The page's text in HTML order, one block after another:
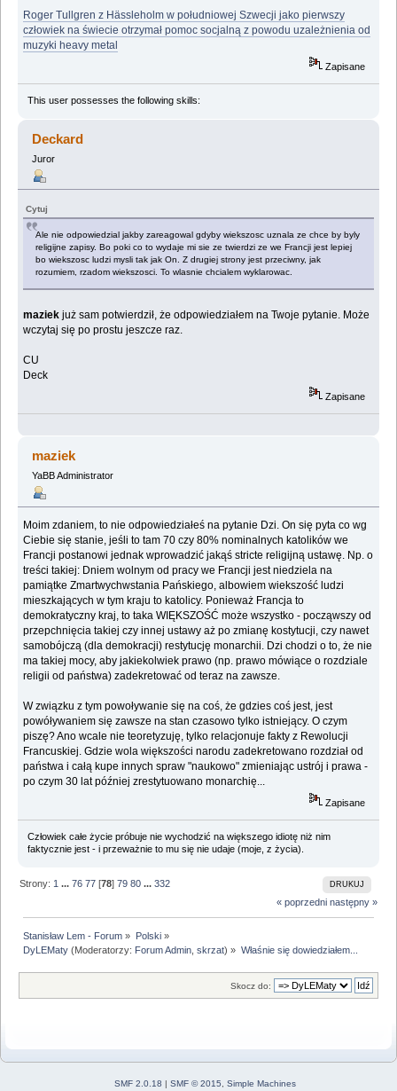
Roger Tullgren z Hässleholm w południowej Szwecji jako pierwszy
człowiek na świecie otrzymał pomoc socjalną z powodu uzależnienia od
muzyki heavy metal
Zapisane
This user possesses the following skills:
Deckard
Juror
Cytuj
Ale nie odpowiedzial jakby zareagowal gdyby wiekszosc uznala ze chce by byly
religijne zapisy. Bo poki co to wydaje mi sie ze twierdzi ze we Francji jest lepiej
bo wiekszosc ludzi mysli tak jak On. Z drugiej strony jest przeciwny, jak
rozumiem, rzadom wiekszosci. To wlasnie chcialem wyklarowac.
maziek już sam potwierdził, że odpowiedziałem na Twoje pytanie. Może
wczytaj się po prostu jeszcze raz.
CU
Deck
Zapisane
maziek
YaBB Administrator
Moim zdaniem, to nie odpowiedziałeś na pytanie Dzi. On się pyta co wg
Ciebie się stanie, jeśli to tam 70 czy 80% nominalnych katolików we
Francji postanowi jednak wprowadzić jakąś stricte religijną ustawę. Np. o
treści takiej: Dniem wolnym od pracy we Francji jest niedziela na
pamiątke Zmartwychwstania Pańskiego, albowiem wiekszość ludzi
mieszkających w tym kraju to katolicy. Ponieważ Francja to
demokratyczny kraj, to taka WIĘKSZOŚĆ może wszystko - począwszy od
przepchnięcia takiej czy innej ustawy aż po zmianę kostytucji, czy nawet
samobójczą (dla demokracji) restytucję monarchii. Dzi chodzi o to, że nie
ma takiej mocy, aby jakiekolwiek prawo (np. prawo mówiące o rozdziale
religii od państwa) zadekretować od teraz na zawsze.
W związku z tym powoływanie się na coś, że gdzies coś jest, jest
powóływaniem się zawsze na stan czasowo tylko istniejący. O czym
piszę? Ano wcale nie teoretyzuję, tylko relacjonuje fakty z Rewolucji
Francuskiej. Gdzie wola większości narodu zadekretowano rozdział od
państwa i całą kupe innych spraw "naukowo" zmieniając ustrój i prawa -
po czym 30 lat później zrestytuowano monarchię...
Zapisane
Człowiek całe życie próbuje nie wychodzić na większego idiotę niż nim
faktycznie jest - i przeważnie to mu się nie udaje (moje, z życia).
DRUKUJ
Strony: 1 ...76 77 [78]79 80 ...332
« poprzedni następny »
Stanisław Lem - Forum » Polski»
DyLEMaty (Moderatorzy: Forum Admin ,skrzat) » Właśnie się dowiedziałem...
Skocz do:
SMF 2.0.18 | SMF © 2015 Simple Machines